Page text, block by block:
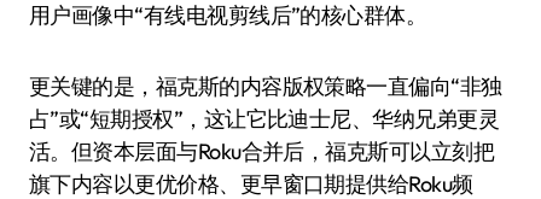
用户画像中“有线电视剪线后”的核心群体。
更关键的是，福克斯的内容版权策略一直偏向“非独
占”或“短期授权”，这让它比迪士尼、华纳兄弟更灵
活。但资本层面与Roku合并后，福克斯可以立刻把
旗下内容以更优价格、更早窗口期提供给Roku频